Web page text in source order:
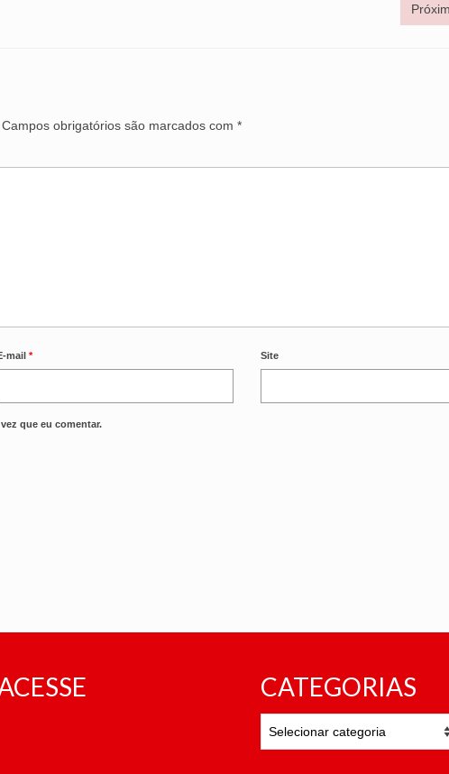
Campos obrigatórios são marcados com *
mail* Site
que eu comentar.
CATEGORIAS